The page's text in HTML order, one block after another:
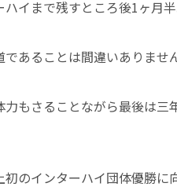
ハイまで残すところ後1ヶ月半
であることは間違いありませ
力もさることながら最後は三
初のインターハイ団体優勝に